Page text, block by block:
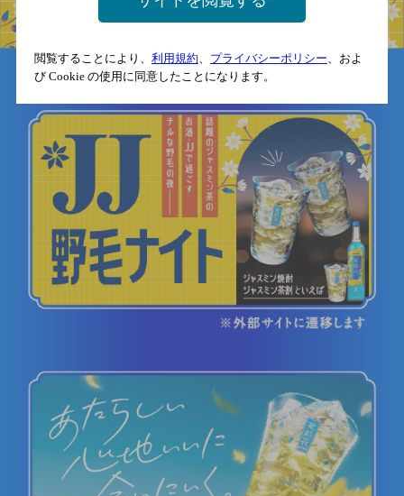
閲覧することにより、 利用規約、 プライバシーポリシー、およ
び Cookie の使用に同意したことになります。